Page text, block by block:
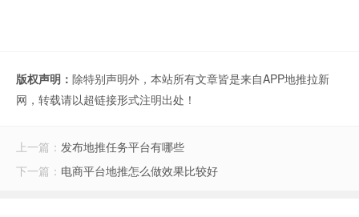
版权声明： 除特别声明外，本站所有文章皆是来自APP地推拉新
网，转载请以超链接形式注明出处！
上一篇： 发布地推任务平台有哪些
下一篇： 电商平台地推怎么做效果比较好